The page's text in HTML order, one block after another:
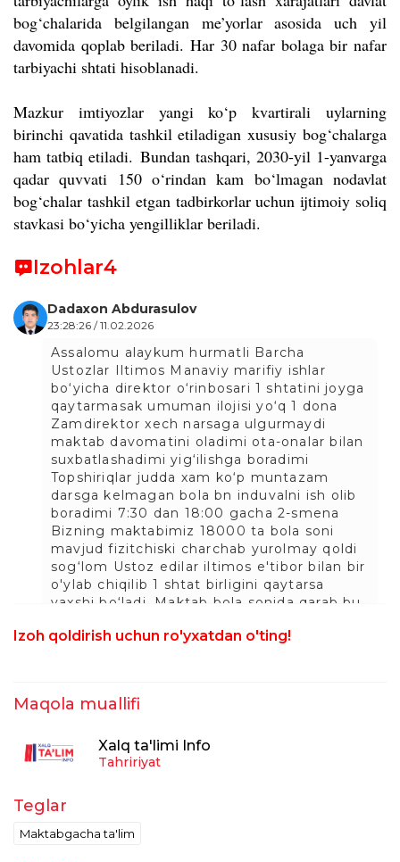
bog‘chalarida belgilangan me’yorlar asosida uch yil
davomida qoplab beriladi. Har 30 nafar bolaga bir nafar
tarbiyachi shtati hisoblanadi.
Mazkur imtiyozlar yangi ko‘p kvartirali uylarning
birinchi qavatida tashkil etiladigan xususiy bog‘chalarga
ham tatbiq etiladi. Bundan tashqari, 2030-yil 1-yanvarga
qadar quvvati 150 o‘rindan kam bo‘lmagan nodavlat
bog‘chalar tashkil etgan tadbirkorlar uchun ijtimoiy soliq
stavkasi bo‘yicha yengilliklar beriladi.
Izohlar4
Dadaxon Abdurasulov
23:28:26 / 11.02.2026
Assalomu alaykum hurmatli Barcha
Ustozlar Iltimos Manaviy marifiy ishlar
bo‘yicha direktor o‘rinbosari 1 shtatini joyga
qaytarmasak umuman ilojisi yo‘q 1 dona
Zamdirektor xech narsaga ulgurmaydi
maktab davomatini oladimi ota-onalar bilan
suxbatlashadimi yig‘ilishga boradimi
Topshiriqlar judda xam ko‘p muntazam
darsga kelmagan bola bn induvalni ish olib
boradimi 7:30 dan 18:00 gacha 2-smena
Bizning maktabimiz 18000 ta bola soni
mavjud fizitchiski charchab yurolmay qoldi
sog‘lom Ustoz edilar iltimos e'tibor bilan bir
o'ylab chiqilib 1 shtat birligini qaytarsa
yaxshi bo‘ladi. Maktab bola sonida qarab bu
kerak Xamma Ustozlarimga yaxshi kayfiyat
Javob
Ikromjon Azimov
11:48:40 / 08.02.2026
ma‘rifiy ishlar bo‘yicha direktor
ularni ham oilasi bor
Izoh qoldirish uchun ro'yxatdan o'ting!
Maqola muallifi
Xalq ta'limi Info
Tahririyat
Teglar
Maktabgacha ta'lim